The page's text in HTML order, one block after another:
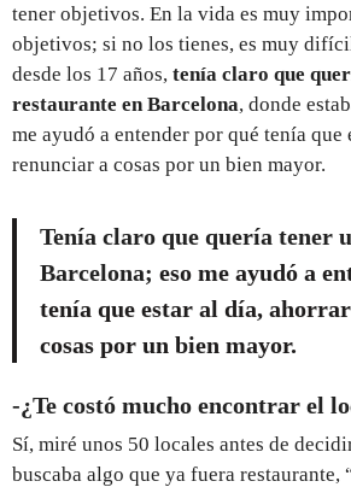
tener objetivos. En la vida es muy
objetivos; si no los tienes, es muy
desde los 17 años, tenía claro que
restaurante en Barcelona, donde
me ayudó a entender por qué tenía
renunciar a cosas por un bien mayor.
Tenía claro que quería tener
Barcelona; eso me ayudó a
tenía que estar al día,
cosas por un bien mayor.
-¿Te costó mucho encontrar el
Sí, miré unos 50 locales antes de
buscaba algo que ya fuera restaurante,